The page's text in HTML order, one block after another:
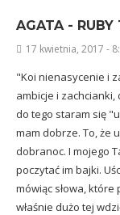
AGATA - RUBY
17 kwietnia, 2017 -
"Koi nienasycenie i
ambicje i zachcianki,
do tego staram się
mam dobrze. To, że
dobranoc. I mojego
poczytać im bajki.
mówiąc słowa, które
właśnie dużo tej